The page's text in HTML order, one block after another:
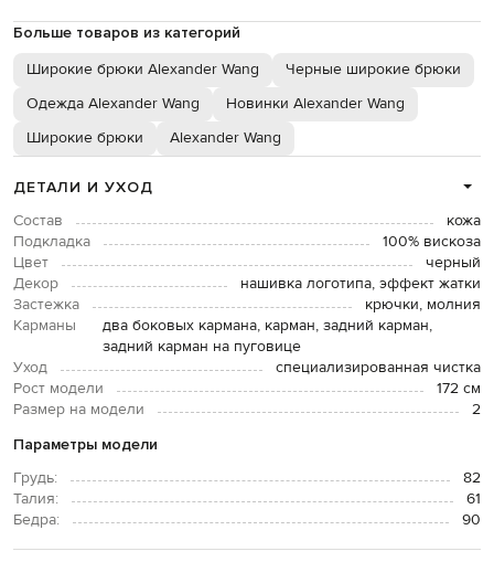
Больше товаров из категорий
Широкие брюки Alexander Wang
Черные широкие брюки
Одежда Alexander Wang
Новинки Alexander Wang
Широкие брюки
Alexander Wang
ДЕТАЛИ И УХОД
Состав
кожа
Подкладка
100% вискоза
Цвет
черный
Декор
нашивка логотипа, эффект жатки
Застежка
крючки, молния
Карманы
два боковых кармана, карман, задний карман,
задний карман на пуговице
Уход
специализированная чистка
Рост модели
172 см
Размер на модели
2
Параметры модели
Грудь:
82
Талия:
61
Бедра:
90